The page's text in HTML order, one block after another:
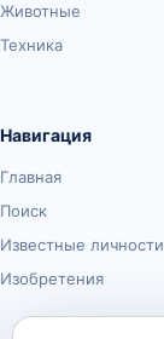
Животные
Техника
Навигация
Главная
Поиск
Известные личности
Изобретения